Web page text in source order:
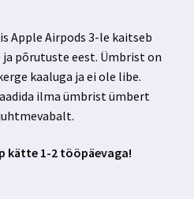
Apple Airpods 3-le kaitseb
põrutuste eest. Ümbrist on
kaaluga ja ei ole libe.
ilma ümbrist ümbert
kätte 1-2 tööpäevaga!